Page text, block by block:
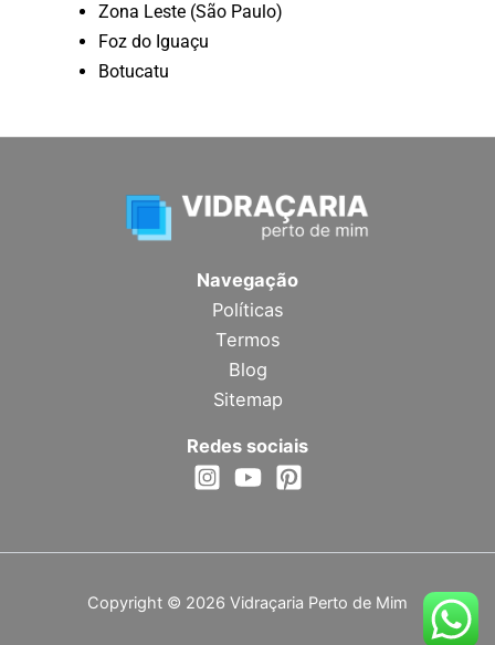
Zona Leste (São Paulo)
Foz do Iguaçu
Botucatu
Navegação
Políticas
Termos
Blog
Sitemap
Redes sociais
Copyright © 2026 Vidraçaria Perto de Mim